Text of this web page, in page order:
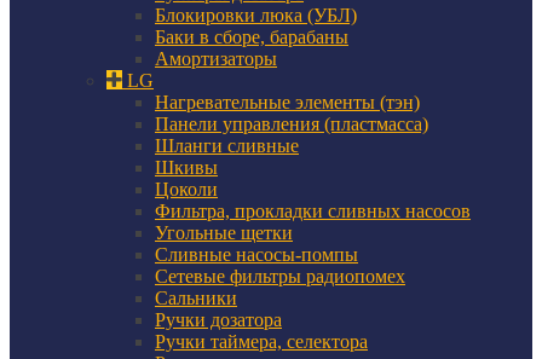
Блокировки люка (УБЛ)
Баки в сборе, барабаны
Амортизаторы
LG
Нагревательные элементы (тэн)
Панели управления (пластмасса)
Шланги сливные
Шкивы
Цоколи
Фильтра, прокладки сливных насосов
Угольные щетки
Сливные насосы-помпы
Сетевые фильтры радиопомех
Сальники
Ручки дозатора
Ручки таймера, селектора